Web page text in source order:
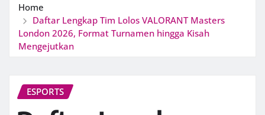
Home
Daftar Lengkap Tim Lolos VALORANT Masters
London 2026, Format Turnamen hingga Kisah
Mengejutkan
ESPORTS